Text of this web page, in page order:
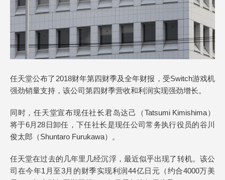
任天堂公布了2018财年第四财季及全年财报，受Switch游戏机
强劲销量支持，该公司第四财季营收和利润实现强劲增长。
同时，任天堂宣布现任社长君岛达己（Tatsumi Kimishima）
将于6月28日卸任，下任社长是现任公司常务执行役员的谷川
俊太郎（Shuntaro Furukawa）。
任天堂在过去的几年里几经沉浮，最近似乎出现了转机。该公
司在今年1月至3月的财季实现利润44亿日元（约合4000万美